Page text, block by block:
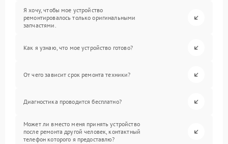
Я хочу, чтобы мое устройство
ремонтировалось только оригинальными
запчастями.
Как я узнаю, что мое устройство готово?
От чего зависит срок ремонта техники?
Диагностика проводится бесплатно?
Может ли вместо меня принять устройство
после ремонта другой человек, контактный
телефон которого я предоставлю?